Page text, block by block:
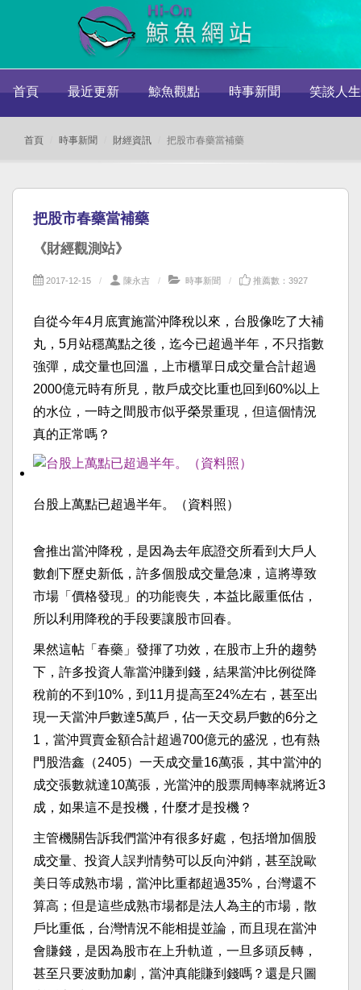
首頁 最近更新 鯨魚觀點 時事新聞 笑談人生
首頁 時事新聞 財經資訊 把股市春藥當補藥
把股市春藥當補藥
《財經觀測站》
2017-12-15 陳永吉 時事新聞 推薦數：3927
自從今年4月底實施當沖降稅以來，台股像吃了大補
丸，5月站穩萬點之後，迄今已超過半年，不只指數
強彈，成交量也回溫，上市櫃單日成交量合計超過
2000億元時有所見，散戶成交比重也回到60%以上
的水位，一時之間股市似乎榮景重現，但這個情況
真的正常嗎？
台股上萬點已超過半年。（資料照）
會推出當沖降稅，是因為去年底證交所看到大戶人
數創下歷史新低，許多個股成交量急凍，這將導致
市場「價格發現」的功能喪失，本益比嚴重低估，
所以利用降稅的手段要讓股市回春。
果然這帖「春藥」發揮了功效，在股市上升的趨勢
下，許多投資人靠當沖賺到錢，結果當沖比例從降
稅前的不到10%，到11月提高至24%左右，甚至出
現一天當沖戶數達5萬戶，佔一天交易戶數的6分之
1，當沖買賣金額合計超過700億元的盛況，也有熱
門股浩鑫（2405）一天成交量16萬張，其中當沖的
成交張數就達10萬張，光當沖的股票周轉率就將近3
成，如果這不是投機，什麼才是投機？
主管機關告訴我們當沖有很多好處，包括增加個股
成交量、投資人誤判情勢可以反向沖銷，甚至說歐
美日等成熟市場，當沖比重都超過35%，台灣還不
算高；但是這些成熟市場都是法人為主的市場，散
戶比重低，台灣情況不能相提並論，而且現在當沖
會賺錢，是因為股市在上升軌道，一旦多頭反轉，
甚至只要波動加劇，當沖真能賺到錢嗎？還是只圖